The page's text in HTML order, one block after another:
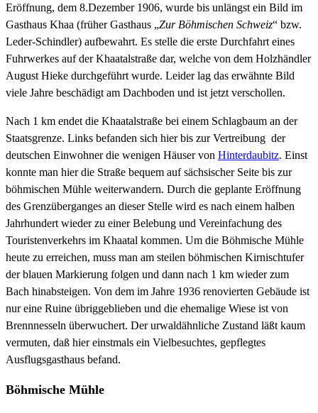
Eröffnung, dem 8.Dezember 1906, wurde bis unlängst ein Bild im
Gasthaus Khaa (früher Gasthaus „Zur Böhmischen Schweiz“ bzw.
Leder-Schindler) aufbewahrt. Es stelle die erste Durchfahrt eines
Fuhrwerkes auf der Khaatalstraße dar, welche von dem Holzhändler
August Hieke durchgeführt wurde. Leider lag das erwähnte Bild
viele Jahre beschädigt am Dachboden und ist jetzt verschollen.
Nach 1 km endet die Khaatalstraße bei einem Schlagbaum an der
Staatsgrenze. Links befanden sich hier bis zur Vertreibung der
deutschen Einwohner die wenigen Häuser von Hinterdaubitz. Einst
konnte man hier die Straße bequem auf sächsischer Seite bis zur
böhmischen Mühle weiterwandern. Durch die geplante Eröffnung
des Grenzüberganges an dieser Stelle wird es nach einem halben
Jahrhundert wieder zu einer Belebung und Vereinfachung des
Touristenverkehrs im Khaatal kommen. Um die Böhmische Mühle
heute zu erreichen, muss man am steilen böhmischen Kirnischtufer
der blauen Markierung folgen und dann nach 1 km wieder zum
Bach hinabsteigen. Von dem im Jahre 1936 renovierten Gebäude ist
nur eine Ruine übriggeblieben und die ehemalige Wiese ist von
Brennnesseln überwuchert. Der urwaldähnliche Zustand läßt kaum
vermuten, daß hier einstmals ein Vielbesuchtes, gepflegtes
Ausflugsgasthaus befand.
Böhmische Mühle